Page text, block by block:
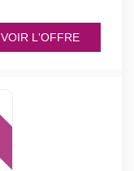
VOIR L'OFFRE